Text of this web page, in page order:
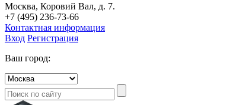
Москва, Коровий Вал, д. 7.
+7 (495) 236-73-66
Контактная информация
Вход Регистрация
Ваш город: